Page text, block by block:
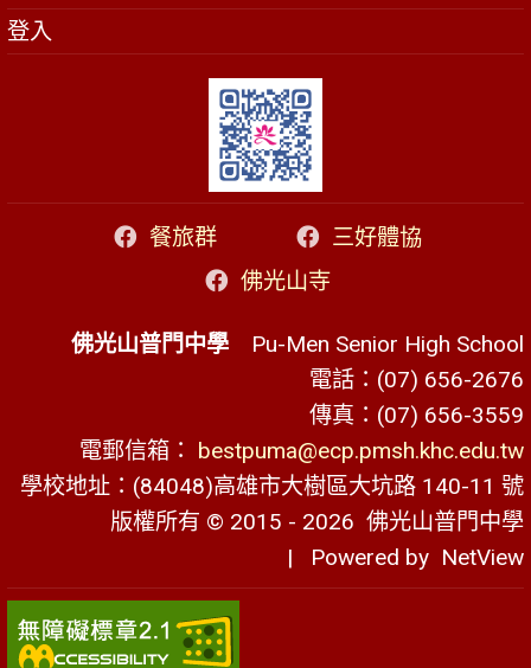
登入
餐旅群
三好體協
佛光山寺
佛光山普門中學 Pu-Men Senior High School
電話：(07) 656-2676
傳真：(07) 656-3559
電郵信箱： bestpuma@ecp.pmsh.khc.edu.tw
學校地址：(84048)高雄市大樹區大坑路 140-11 號
版權所有 © 2015 - 2026 佛光山普門中學
| Powered by NetView